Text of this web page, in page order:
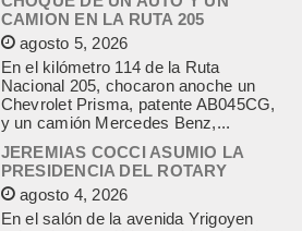
En el kilómetro 114 de la Ruta
Nacional 205, chocaron anoche un
Chevrolet Prisma, patente AB045CG,
y un camión Mercedes Benz,...
JEREMIAS COCCI ASUMIO LA
PRESIDENCIA DEL ROTARY
agosto 4, 2026
En el salón de la avenida Yrigoyen
colmado, asumió la presidencia del
Rotary Club de Lobos Jeremías